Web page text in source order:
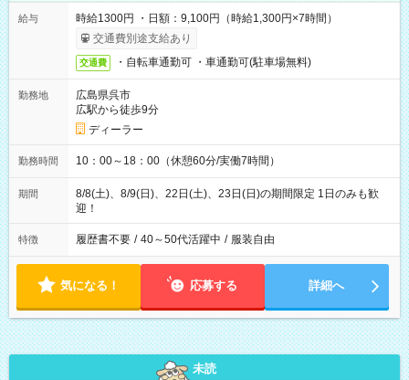
給与
時給1300円 ・日額：9,100円（時給1,300円×7時間）
交通費別途支給あり
交通費 ・自転車通勤可 ・車通勤可(駐車場無料)
勤務地
広島県呉市
広駅から徒歩9分
ディーラー
勤務時間 10：00～18：00（休憩60分/実働7時間）
期間
8/8(土)、8/9(日)、22日(土)、23日(日)の期間限定 1日のみも歓
迎！
特徴 履歴書不要 / 40～50代活躍中 / 服装自由
気になる！ 応募する 詳細へ
未読